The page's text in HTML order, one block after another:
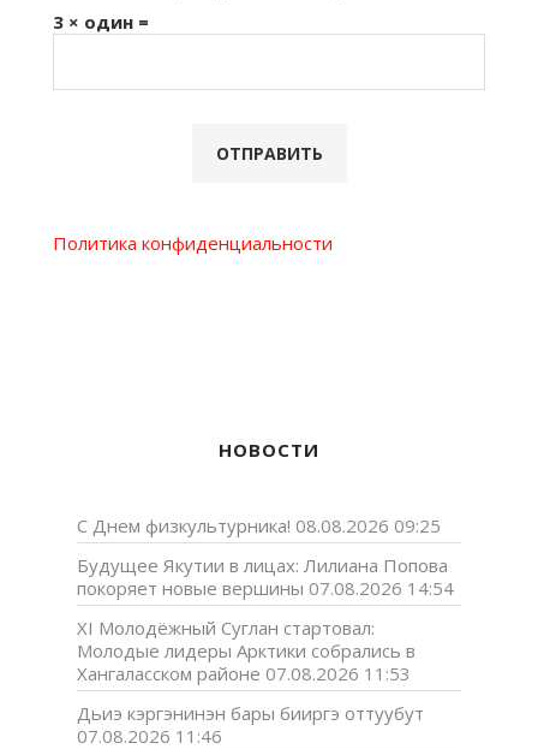
3 × один =
Политика конфиденциальности
НОВОСТИ
С Днем физкультурника! 08.08.2026 09:25
Будущее Якутии в лицах: Лилиана Попова
покоряет новые вершины 07.08.2026 14:54
XI Молодёжный Суглан стартовал:
Молодые лидеры Арктики собрались в
Хангаласском районе 07.08.2026 11:53
Дьиэ кэргэнинэн бары бииргэ оттуубут
07.08.2026 11:46